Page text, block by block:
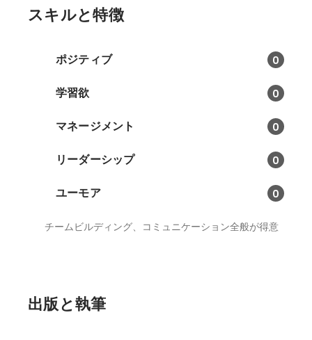
挑むまで。
スキルと特徴
ポジティブ 0
学習欲 0
マネージメント 0
リーダーシップ 0
ユーモア 0
チームビルディング、コミュニケーション全般が得意
出版と執筆